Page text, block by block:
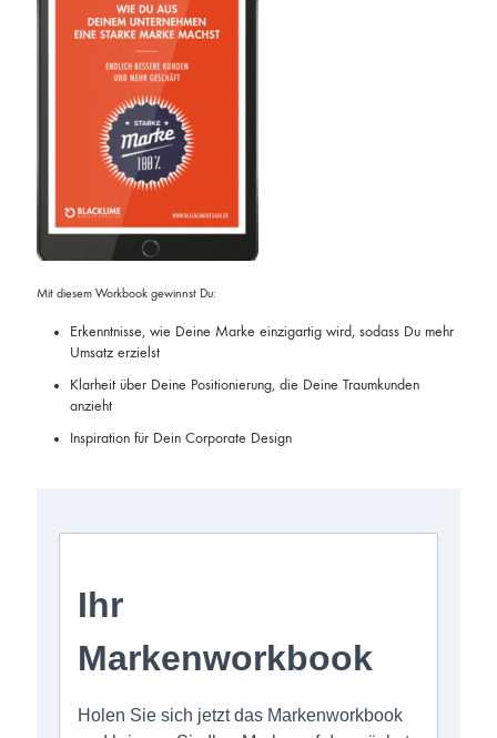
Mit diesem Workbook gewinnst Du:
Erkenntnisse, wie Deine Marke einzigartig wird, sodass Du mehr
Umsatz erzielst
Klarheit über Deine Positionierung, die Deine Traumkunden
anzieht
Inspiration für Dein Corporate Design